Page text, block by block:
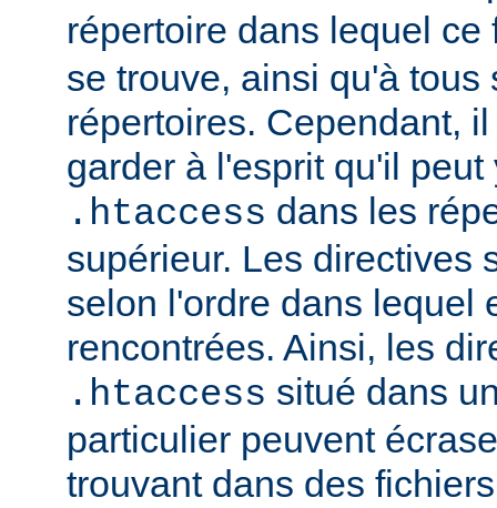
répertoire dans lequel
se trouve, ainsi qu'à tous
répertoires. Cependant,
garder à l'esprit qu'il
.htaccess dans les
supérieur. Les directives
selon l'ordre dans lequel
rencontrées. Ainsi, les
.htaccess situé dans
particulier peuvent
trouvant dans des